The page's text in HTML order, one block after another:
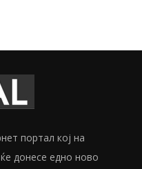
портал кој на
донесе едно ново